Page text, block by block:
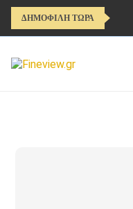
ΔΗΜΟΦΙΛΗ ΤΩΡΑ